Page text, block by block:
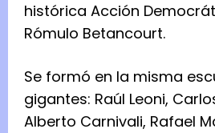
histórica Acción
Rómulo Betancourt.
Se formó en la misma
gigantes: Raúl Leoni,
Alberto Carnivali, Rafael